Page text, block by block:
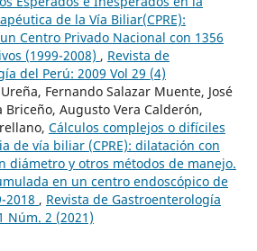
de la Vía Biliar(CPRE):
Centro Privado Nacional con 1356
(1999-2008) , Revista de
del Perú: 2009 Vol 29 (4)
Fernando Salazar Muente, José
Augusto Vera Calderón,
Cálculos complejos o difíciles
de vía biliar (CPRE): dilatación con
diámetro y otros métodos de manejo.
en un centro endoscópico de
2018 , Revista de Gastroenterología
Núm. 2 (2021)